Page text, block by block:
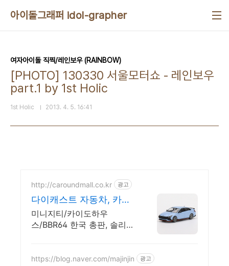
아이돌그래퍼 idol-grapher
여자아이돌 직찍/레인보우 (RAINBOW)
[PHOTO] 130330 서울모터쇼 - 레인보우
part.1 by 1st Holic
1st Holic 2013. 4. 5. 16:41
http://caroundmall.co.kr 광고
다이캐스트 자동차, 카라
운드
미니지티/카이도하우
스/BBR64 한국 총판, 솔리도,
https://blog.naver.com/majinjin 광고